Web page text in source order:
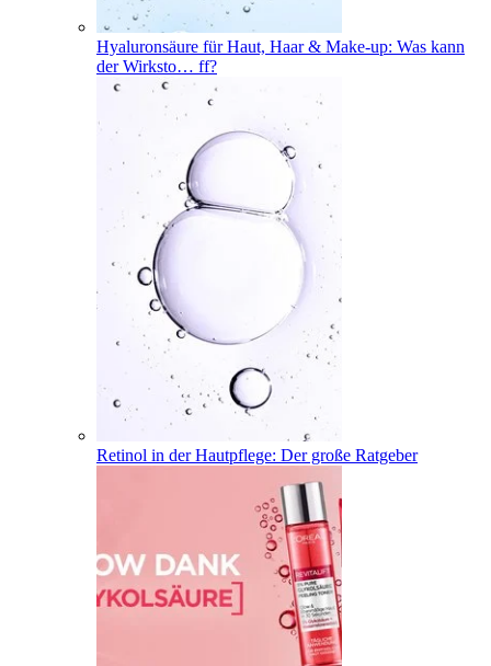
Hyaluronsäure für Haut, Haar & Make-up: Was kann
der Wirksto… ff?
Retinol in der Hautpflege: Der große Ratgeber